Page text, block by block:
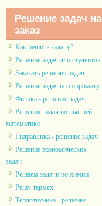
Решение задач на
заказ
Как решить задачу?
Решение задач для студентов
Заказать решения задач
Решение задач по сопромату
Физика - решение задач
Решения задач по высшей
математике
Гидравлика - решение задач
Решение экономических
задач
Решаем задачи по химии
Решу термех
Теплотехника - решение